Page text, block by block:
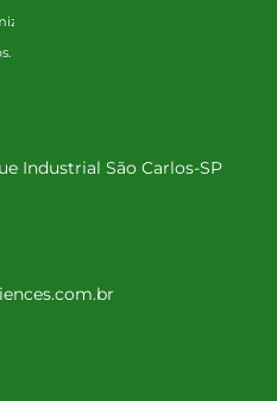
Industrial São Carlos-SP